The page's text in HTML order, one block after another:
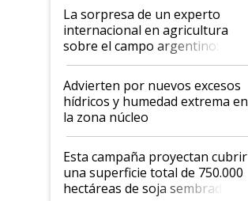
La sorpresa de un experto
internacional en agricultura
sobre el campo argentino:
"Estoy muy impresionado"
Advierten por nuevos excesos
hídricos y humedad extrema en
la zona núcleo
Esta campaña proyectan cubrir
una superficie total de 750.000
hectáreas de soja sembradas